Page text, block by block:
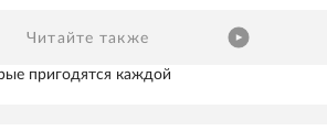
Читайте также
пригодятся каждой